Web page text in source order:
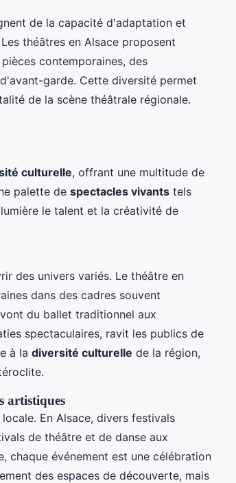
de la capacité d'adaptation et
théâtres en Alsace proposent
contemporaines, des
garde. Cette diversité permet
de la scène théâtrale régionale.
culturelle, offrant une multitude de
palette de spectacles vivants tels
le talent et la créativité de
des univers variés. Le théâtre en
dans des cadres souvent
du ballet traditionnel aux
spectaculaires, ravit les publics de
à la diversité culturelle de la région,
artistiques
En Alsace, divers festivals
de théâtre et de danse aux
chaque événement est une célébration
des espaces de découverte, mais